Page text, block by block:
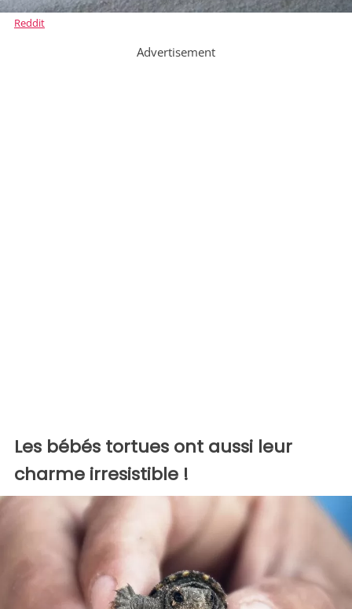
Reddit
Advertisement
Les bébés tortues ont aussi leur
charme irresistible !